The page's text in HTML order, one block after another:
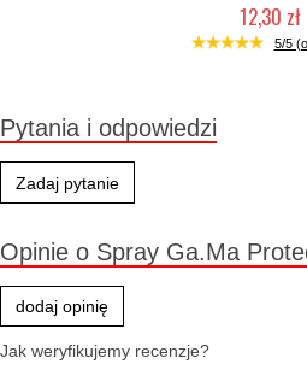
12,30 zł
Produkt 5/5
Pytania i odpowiedzi
Zadaj pytanie
Opinie o Spray Ga.Ma
dodaj opinię
Jak weryfikujemy recenzje?